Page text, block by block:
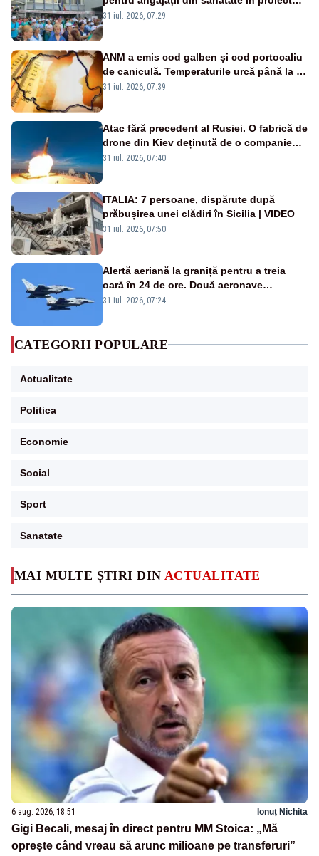
MAI MULTE ȘTIRI DIN ACTUALITATE
6 aug. 2026, 18:51 Ionuț Nichita
Gigi Becali, mesaj în direct pentru MM Stoica: „Mă
oprește când vreau să arunc milioane pe transferuri”
Legii salarizării
31 iul. 2026, 07:29
ANM a emis cod galben și cod portocaliu
de caniculă. Temperaturile urcă până la 38
de grade, iar nopțile devin tropicale
31 iul. 2026, 07:39
Atac fără precedent al Rusiei. O fabrică de
drone din Kiev deținută de o companie
americană, distrusă de o rachetă
31 iul. 2026, 07:40
ITALIA: 7 persoane, dispărute după
prăbușirea unei clădiri în Sicilia | VIDEO
31 iul. 2026, 07:50
Alertă aeriană la graniță pentru a treia
oară în 24 de ore. Două aeronave
Eurofighter britanice au fost ridicate de la
31 iul. 2026, 07:24
CATEGORII POPULARE
Actualitate
Politica
Economie
Social
Sport
Sanatate